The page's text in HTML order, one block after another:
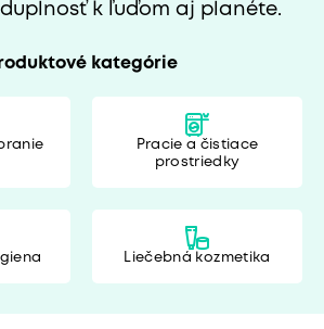
k ľuďom aj planéte.
kategórie
Pracie a čistiace
prostriedky
Liečebná kozmetika